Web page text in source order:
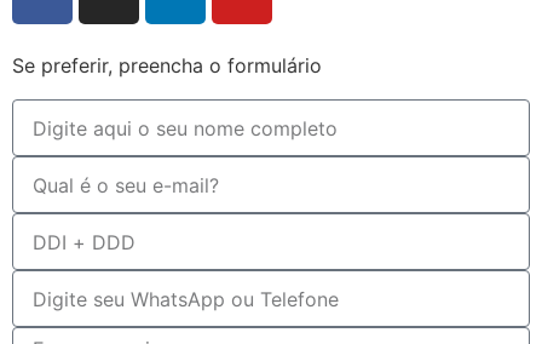
Se preferir, preencha o formulário